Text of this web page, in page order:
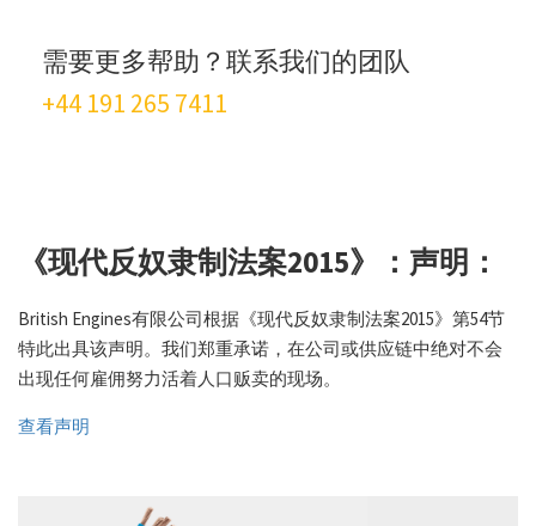
需要更多帮助？联系我们的团队
+44 191 265 7411
《现代反奴隶制法案2015》：声明：
British Engines有限公司根据《现代反奴隶制法案2015》第54节
特此出具该声明。我们郑重承诺，在公司或供应链中绝对不会
出现任何雇佣努力活着人口贩卖的现场。
查看声明